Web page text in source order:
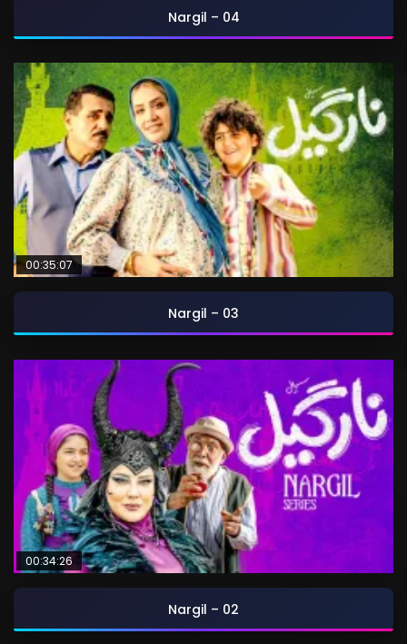
Nargil – 04
00:35:07
Nargil – 03
00:34:26
Nargil – 02